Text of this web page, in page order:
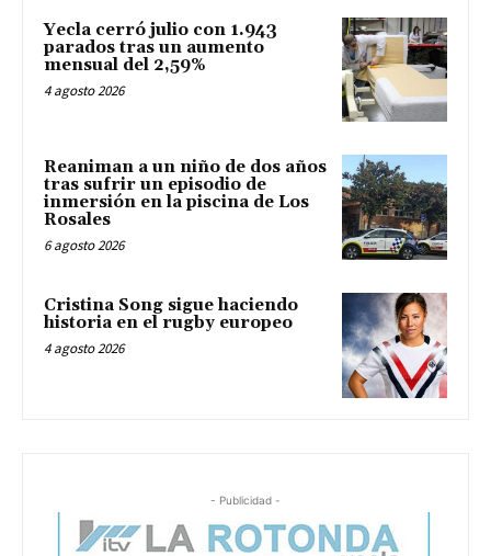
Yecla cerró julio con 1.943
parados tras un aumento
mensual del 2,59%
4 agosto 2026
Reaniman a un niño de dos años
tras sufrir un episodio de
inmersión en la piscina de Los
Rosales
6 agosto 2026
Cristina Song sigue haciendo
historia en el rugby europeo
4 agosto 2026
- Publicidad -